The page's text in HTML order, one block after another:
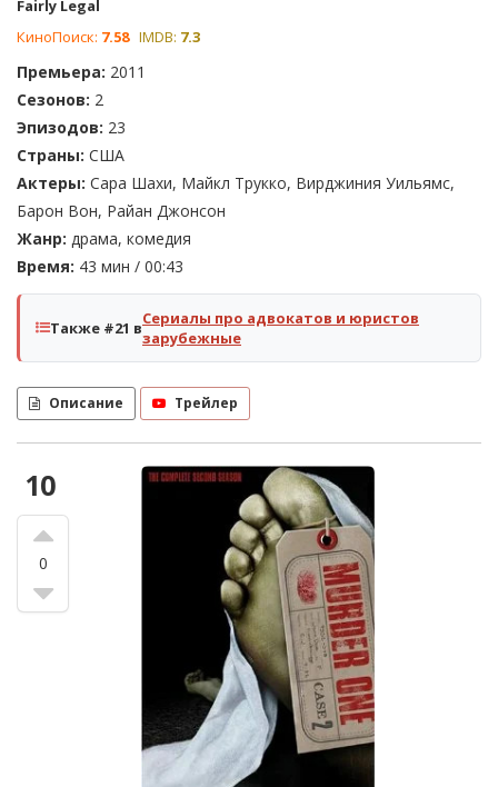
Fairly Legal
КиноПоиск: 7.58 IMDB: 7.3
Премьера: 2011
Сезонов: 2
Эпизодов: 23
Страны: США
Актеры: Сара Шахи, Майкл Трукко, Вирджиния Уильямс,
Барон Вон, Райан Джонсон
Жанр: драма, комедия
Время: 43 мин / 00:43
Также #21 вСериалы про адвокатов и юристов
зарубежные
Описание Трейлер
10
0